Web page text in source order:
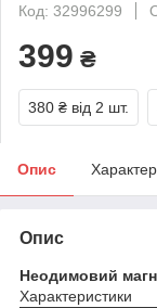
Код: 32996299
399 ₴
380 ₴ від 2 шт.
Опис
Опис
Неодимовий
Характеристики